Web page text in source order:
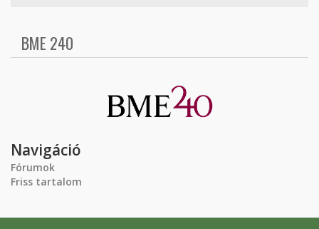
BME 240
Navigáció
Fórumok
Friss tartalom